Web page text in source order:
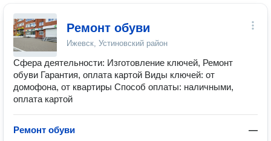
Ремонт обуви
Ижевск, Устиновский район
Сфера деятельности: Изготовление ключей, Ремонт
обуви Гарантия, оплата картой Виды ключей: от
домофона, от квартиры Способ оплаты: наличными,
оплата картой
Ремонт обуви —